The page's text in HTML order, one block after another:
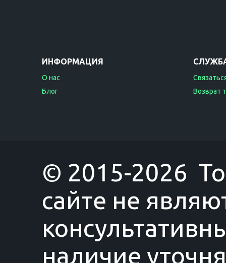
ИНФОРМАЦИЯ
О нас
Блог
Возврат
© 2015-2026
сайте не
наличие